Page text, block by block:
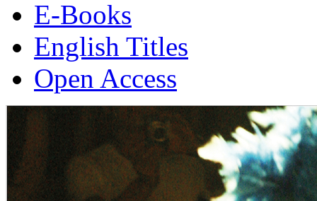
E-Books
English Titles
Open Access